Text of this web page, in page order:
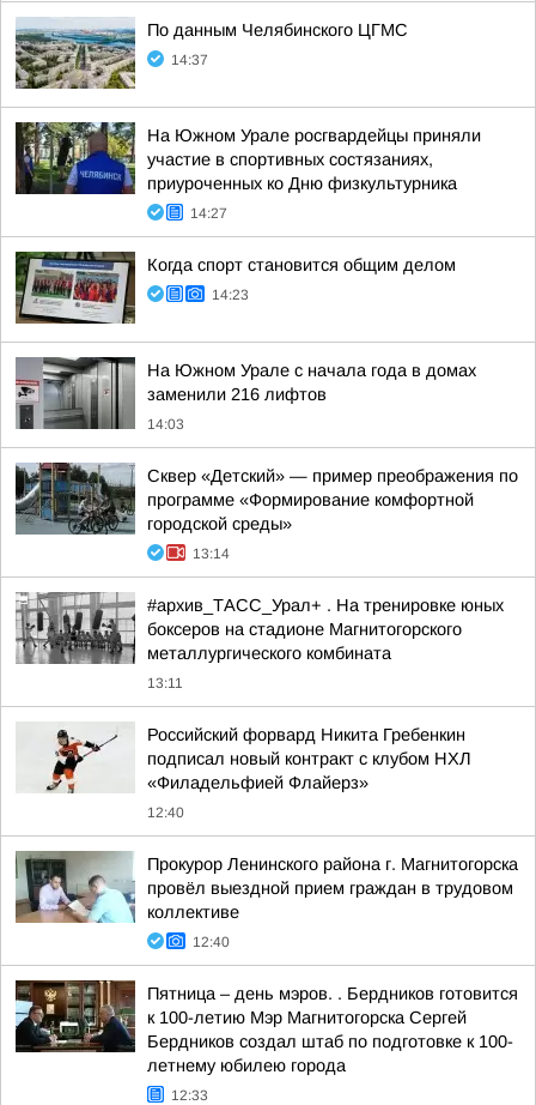
По данным Челябинского ЦГМС
14:37
На Южном Урале росгвардейцы приняли
участие в спортивных состязаниях,
приуроченных ко Дню физкультурника
14:27
Когда спорт становится общим делом
14:23
На Южном Урале с начала года в домах
заменили 216 лифтов
14:03
Сквер «Детский» — пример преображения по
программе «Формирование комфортной
городской среды»
13:14
#архив_ТАСС_Урал+ . На тренировке юных
боксеров на стадионе Магнитогорского
металлургического комбината
13:11
Российский форвард Никита Гребенкин
подписал новый контракт с клубом НХЛ
«Филадельфией Флайерз»
12:40
Прокурор Ленинского района г. Магнитогорска
провёл выездной прием граждан в трудовом
коллективе
12:40
Пятница – день мэров. . Бердников готовится
к 100-летию Мэр Магнитогорска Сергей
Бердников создал штаб по подготовке к 100-
летнему юбилею города
12:33